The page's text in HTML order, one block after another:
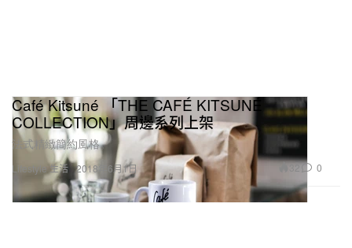
Lifestyle 生活
Café Kitsuné 「THE CAFÉ KITSUNÉ
COLLECTION」周邊系列上架
法式精緻簡約風格。
2018年6月1日 32 0